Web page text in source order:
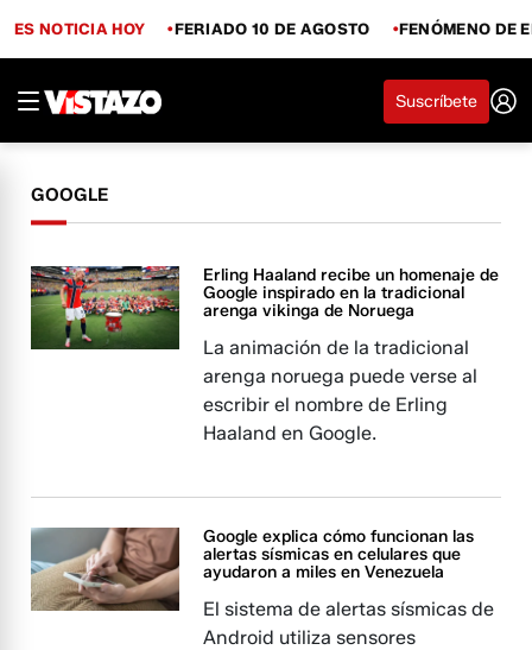
ES NOTICIA HOY FERIADO 10 DE AGOSTO FENÓMENO DE
Suscríbete
GOOGLE
Erling Haaland recibe un homenaje de
Google inspirado en la tradicional
arenga vikinga de Noruega
La animación de la tradicional
arenga noruega puede verse al
escribir el nombre de Erling
Haaland en Google.
Google explica cómo funcionan las
alertas sísmicas en celulares que
ayudaron a miles en Venezuela
El sistema de alertas sísmicas de
Android utiliza sensores